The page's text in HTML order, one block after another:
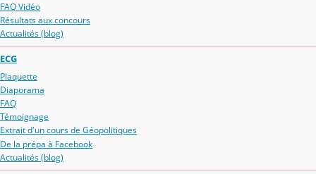
FAQ Vidéo
Résultats aux concours
Actualités (blog)
ECG
Plaquette
Diaporama
FAQ
Témoignage
Extrait d'un cours de Géopolitiques
De la prépa à Facebook
Actualités (blog)